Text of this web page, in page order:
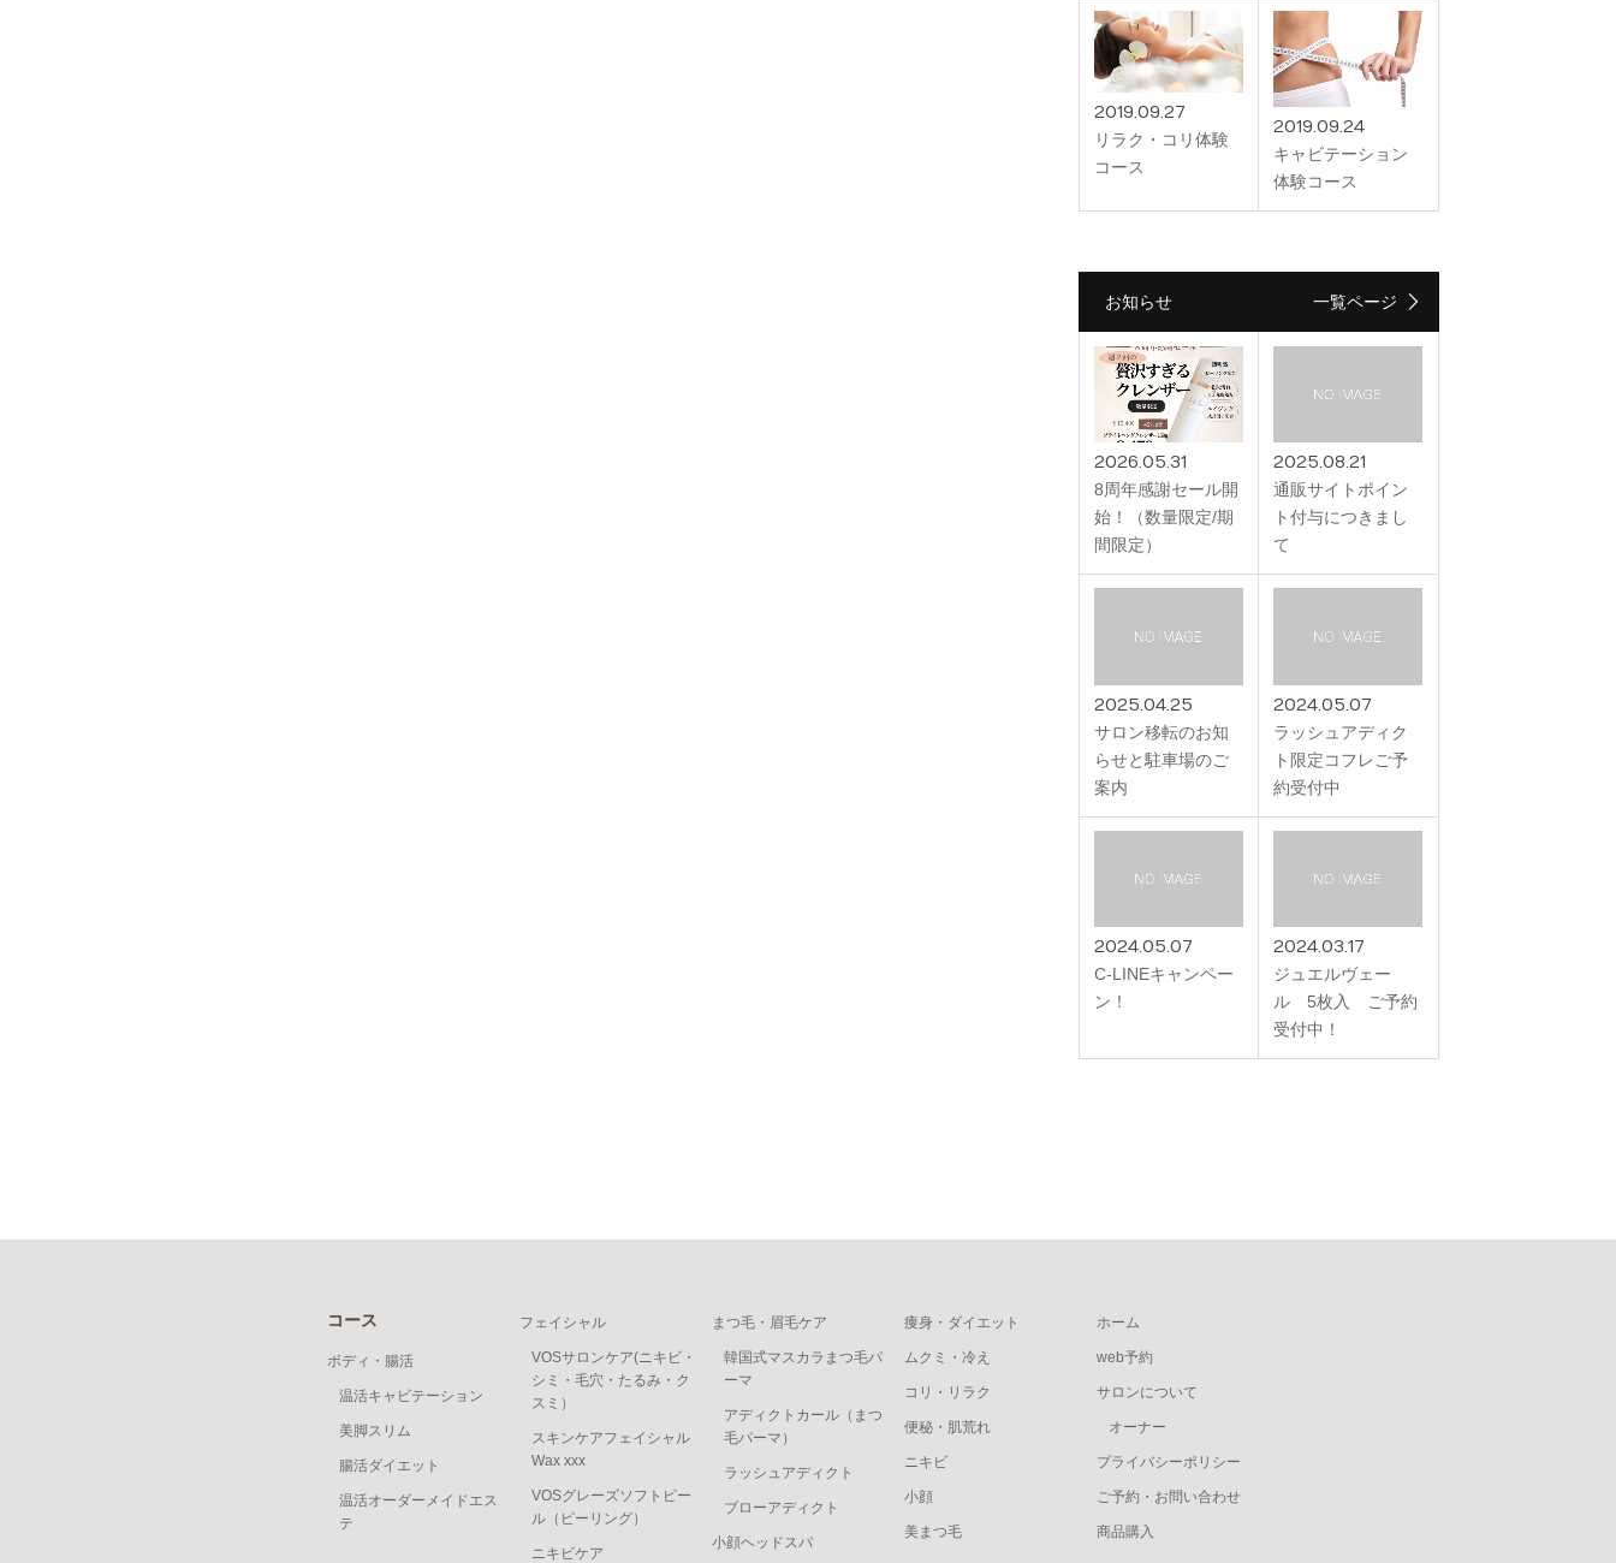
2019.09.27
リラク・コリ体験
コース
2019.09.24
キャビテーション
体験コース
お知らせ 一覧ページ
2026.05.31
8周年感謝セール開
始！（数量限定/期
間限定）
2025.08.21
通販サイトポイン
ト付与につきまし
て
2025.04.25
サロン移転のお知
らせと駐車場のご
案内
2024.05.07
ラッシュアディク
ト限定コフレご予
約受付中
2024.05.07
C-LINEキャンペー
ン！
2024.03.17
ジュエルヴェー
ル 5枚入 ご予約
受付中！
コース
ボディ・腸活
温活キャビテーション
美脚スリム
腸活ダイエット
温活オーダーメイドエス
テ
フェイシャル
VOSサロンケア(ニキビ・
シミ・毛穴・たるみ・ク
スミ）
スキンケアフェイシャル
Wax xxx
VOSグレーズソフトピー
ル（ピーリング）
ニキビケア
まつ毛・眉毛ケア
韓国式マスカラまつ毛パ
ーマ
アディクトカール（まつ
毛パーマ）
ラッシュアディクト
ブローアディクト
小顔ヘッドスパ
痩身・ダイエット
ムクミ・冷え
コリ・リラク
便秘・肌荒れ
ニキビ
小顔
美まつ毛
ホーム
web予約
サロンについて
オーナー
プライバシーポリシー
ご予約・お問い合わせ
商品購入